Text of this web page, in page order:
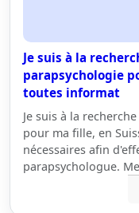
Je suis à la
parapsychologie
toutes informat
Je suis à la
pour ma fille, en
nécessaires afin
parapsychologue.